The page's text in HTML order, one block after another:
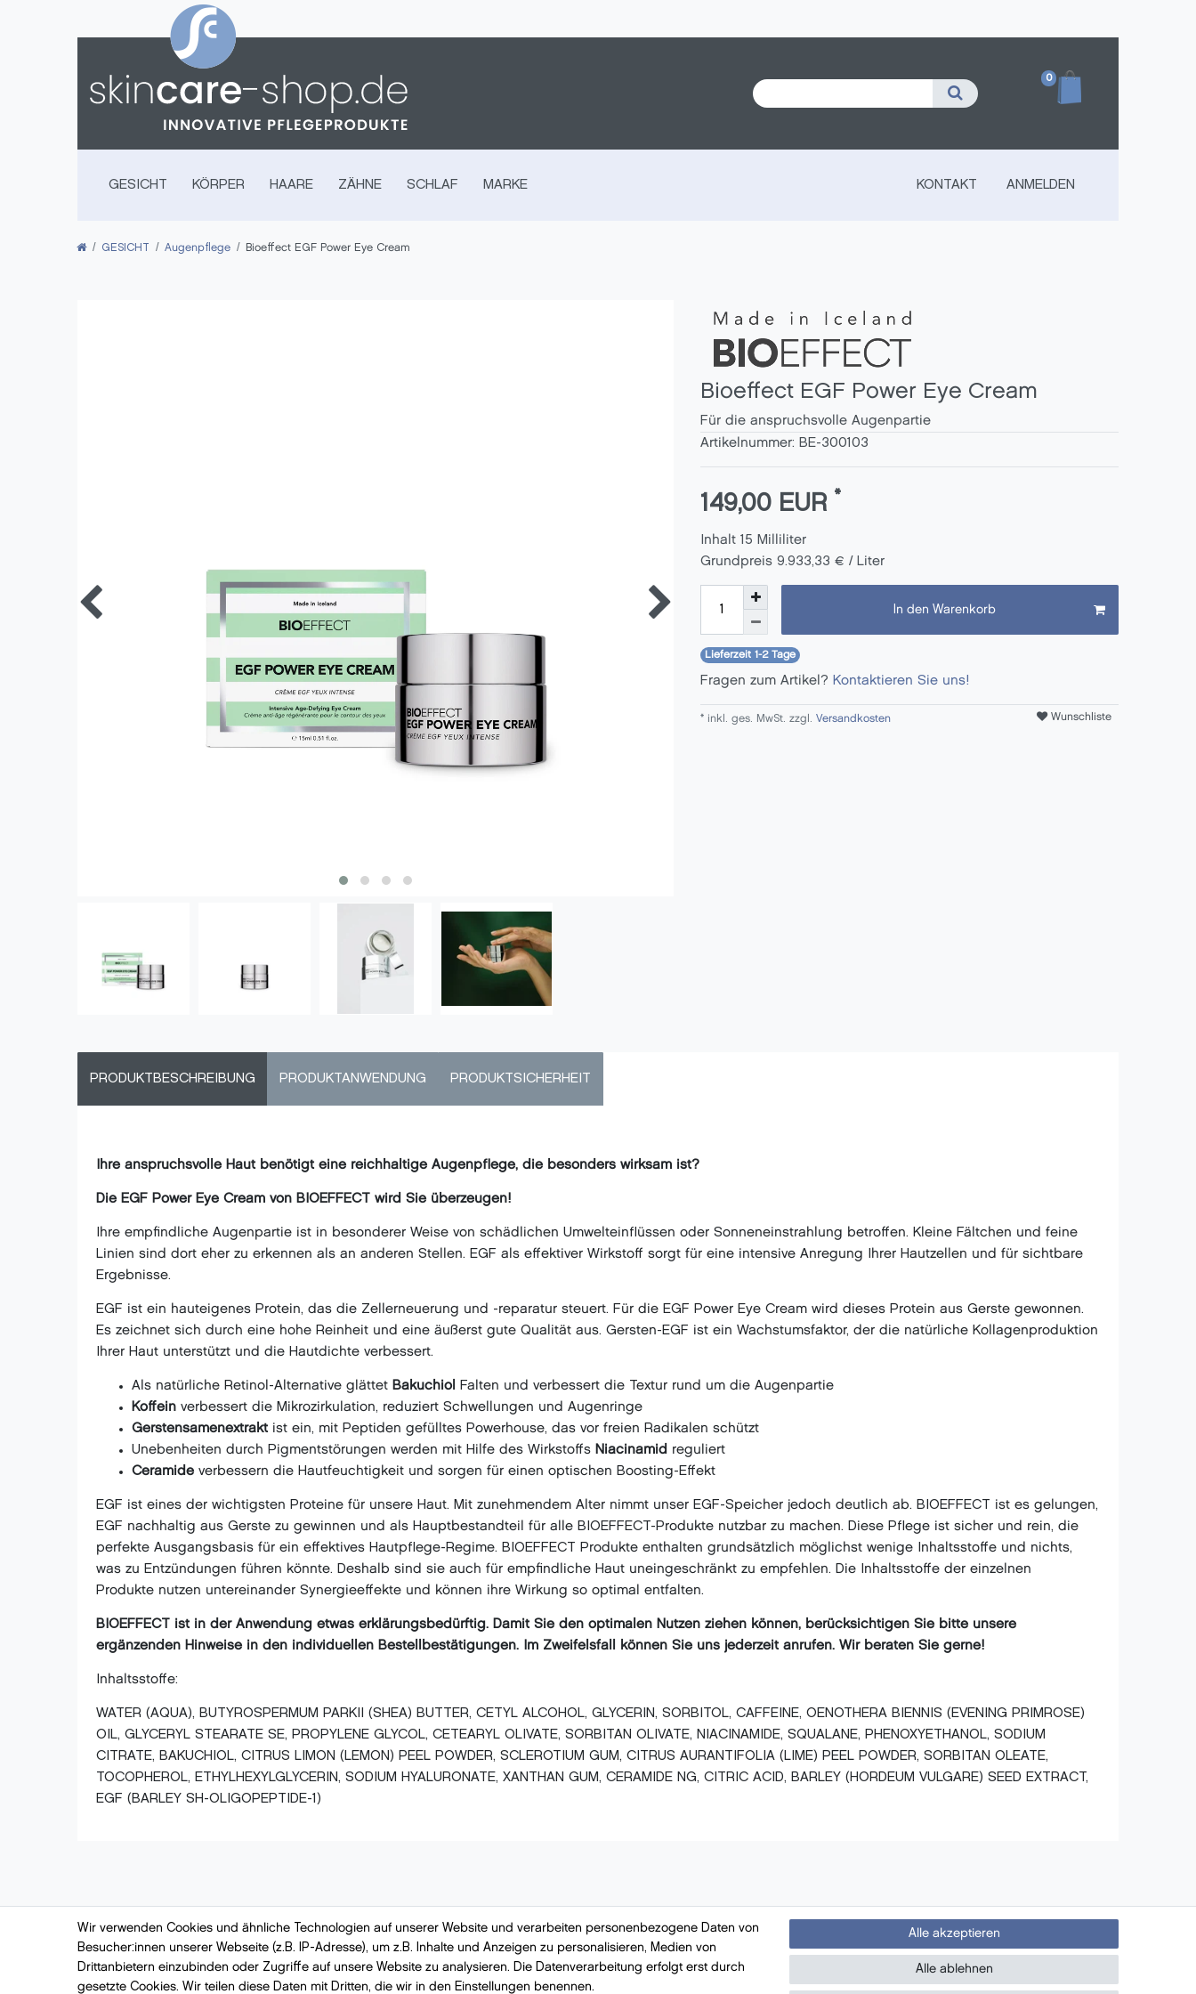
0
GESICHT KÖRPER HAARE ZÄHNE SCHLAF MARKE KONTAKT ANMELDEN
GESICHT Augenpflege Bioeffect EGF Power Eye Cream
Bioeffect EGF Power Eye Cream
Für die anspruchsvolle Augenpartie
Artikelnummer: BE-300103
149,00 EUR *
Inhalt 15 Milliliter
Grundpreis 9.933,33 € / Liter
In den Warenkorb
Lieferzeit 1-2 Tage
Fragen zum Artikel? Kontaktieren Sie uns!
* inkl. ges. MwSt. zzgl. Versandkosten Wunschliste
PRODUKTBESCHREIBUNG PRODUKTANWENDUNG PRODUKTSICHERHEIT
Ihre anspruchsvolle Haut benötigt eine reichhaltige Augenpflege, die besonders wirksam ist?
Die EGF Power Eye Cream von BIOEFFECT wird Sie überzeugen!
Ihre empfindliche Augenpartie ist in besonderer Weise von schädlichen Umwelteinflüssen oder Sonneneinstrahlung betroffen. Kleine Fältchen und feine
Linien sind dort eher zu erkennen als an anderen Stellen. EGF als effektiver Wirkstoff sorgt für eine intensive Anregung Ihrer Hautzellen und für sichtbare
Ergebnisse.
EGF ist ein hauteigenes Protein, das die Zellerneuerung und -reparatur steuert. Für die EGF Power Eye Cream wird dieses Protein aus Gerste gewonnen.
Es zeichnet sich durch eine hohe Reinheit und eine äußerst gute Qualität aus. Gersten-EGF ist ein Wachstumsfaktor, der die natürliche Kollagenproduktion
Ihrer Haut unterstützt und die Hautdichte verbessert.
Als natürliche Retinol-Alternative glättet Bakuchiol
Falten und verbessert die Textur rund um die Augenpartie
Koffein verbessert die Mikrozirkulation, reduziert Schwellungen und Augenringe
Gerstensamenextrakt ist ein, mit Peptiden gefülltes Powerhouse, das vor freien Radikalen schützt
Unebenheiten durch Pigmentstörungen werden mit Hilfe des Wirkstoffs Niacinamid reguliert
Ceramide verbessern die Hautfeuchtigkeit und sorgen für einen optischen Boosting-Effekt
EGF ist eines der wichtigsten Proteine für unsere Haut. Mit zunehmendem Alter nimmt unser EGF-Speicher jedoch deutlich ab. BIOEFFECT ist es gelungen,
EGF nachhaltig aus Gerste zu gewinnen und als Hauptbestandteil für alle BIOEFFECT-Produkte nutzbar zu machen. Diese Pflege ist sicher und rein, die
perfekte Ausgangsbasis für ein effektives Hautpflege-Regime. BIOEFFECT Produkte enthalten grundsätzlich möglichst wenige Inhaltsstoffe und nichts,
was zu Entzündungen führen könnte. Deshalb sind sie auch für empfindliche Haut uneingeschränkt zu empfehlen. Die Inhaltsstoffe der einzelnen
Produkte nutzen untereinander Synergieeffekte und können ihre Wirkung so optimal entfalten.
BIOEFFECT ist in der Anwendung etwas erklärungsbedürftig. Damit Sie den optimalen Nutzen ziehen können, berücksichtigen Sie bitte unsere
ergänzenden Hinweise in den individuellen Bestellbestätigungen. Im Zweifelsfall können Sie uns jederzeit anrufen. Wir beraten Sie gerne!
Inhaltsstoffe:
WATER (AQUA), BUTYROSPERMUM PARKII (SHEA) BUTTER, CETYL ALCOHOL, GLYCERIN, SORBITOL, CAFFEINE, OENOTHERA BIENNIS (EVENING PRIMROSE)
OIL, GLYCERYL STEARATE SE, PROPYLENE GLYCOL, CETEARYL OLIVATE, SORBITAN OLIVATE, NIACINAMIDE, SQUALANE, PHENOXYETHANOL, SODIUM
CITRATE, BAKUCHIOL, CITRUS LIMON (LEMON) PEEL POWDER, SCLEROTIUM GUM, CITRUS AURANTIFOLIA (LIME) PEEL POWDER, SORBITAN OLEATE,
TOCOPHEROL, ETHYLHEXYLGLYCERIN, SODIUM HYALURONATE, XANTHAN GUM, CERAMIDE NG, CITRIC ACID, BARLEY (HORDEUM VULGARE) SEED EXTRACT,
EGF (BARLEY SH-OLIGOPEPTIDE-1)
Der besondere Service
Rechtliches
Datenschutz
Bezahlung mit VISA, MasterCard, Vorauskasse, PayPal Newsletter
- Neue Beauty Produkte
Wir verwenden Cookies und ähnliche Technologien auf unserer Website und verarbeiten personenbezogene Daten von
Besucher:innen unserer Webseite (z.B. IP-Adresse), um z.B. Inhalte und Anzeigen zu personalisieren, Medien von
Drittanbietern einzubinden oder Zugriffe auf unsere Website zu analysieren. Die Datenverarbeitung erfolgt erst durch
gesetzte Cookies. Wir teilen diese Daten mit Dritten, die wir in den Einstellungen benennen.
Alle akzeptieren
Alle ablehnen